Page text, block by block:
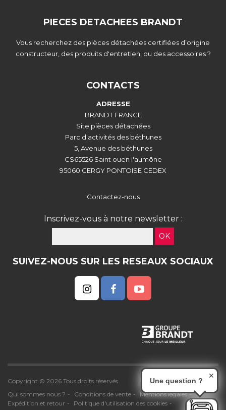
PIECES DETACHEES BRANDT
Vous recherchez des pièces détachées certifiées d’origine
constructeur, des produits d'entretien, ou des accessoires ?
CONTACTS
ADRESSE
BRANDT FRANCE
Site pièces détachées
Parc d'activités des béthunes
5, Avenue des béthunes
CS65526 Saint ouen l'aumône
95060 CERGY PONTOISE CEDEX
Contactez-nous
Inscrivez-vous à notre newsletter :
OK
SUIVEZ-NOUS SUR LES RESEAUX SOCIAUX
Copyright © 2026 Tous droits réservés
Qui sommes nous ?
Conditions de vente
Mentions légales
Expédition et retour
Politique d'utilisation des cookies
Une question ?
✕